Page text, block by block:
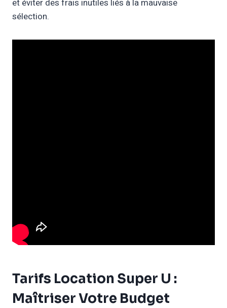
et éviter des frais inutiles liés à la mauvaise
sélection.
Tarifs Location Super U :
Maîtriser Votre Budget